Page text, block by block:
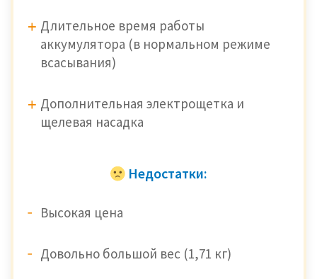
Длительное время работы
аккумулятора (в нормальном режиме
всасывания)
Дополнительная электрощетка и
щелевая насадка
Недостатки:
Высокая цена
Довольно большой вес (1,71 кг)